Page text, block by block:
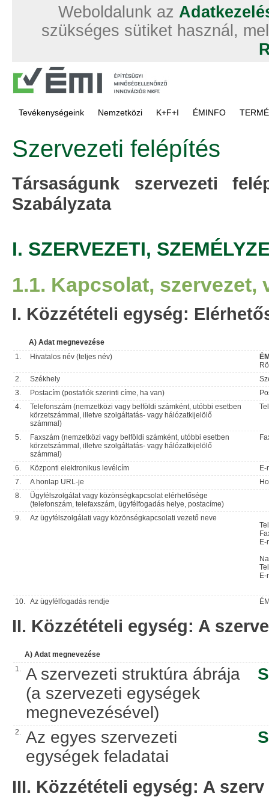
Weboldalunk az
szükséges sütiket használ,
Tevékenységeink Nemzetközi K+F+I ÉMINFO
Szervezeti felépítés
Társaságunk szervezeti
Szabályzata
I. SZERVEZETI,
1.1. Kapcsolat, szervezet,
I. Közzétételi egység:
A) Adat megnevezése
1.
Hivatalos név (teljes név)
2.
Székhely
3.
Postacím (postafiók szerinti címe, ha van)
4.
Telefonszám (nemzetközi vagy belföldi számként, utóbbi esetben
körzetszámmal, illetve szolgáltatás- vagy hálózatkijelölő
számmal)
5.
Faxszám (nemzetközi vagy belföldi számként, utóbbi esetben
körzetszámmal, illetve szolgáltatás- vagy hálózatkijelölő
számmal)
6. Központi elektronikus levélcím
E-
7.
A honlap URL-je
8.
Ügyfélszolgálat vagy közönségkapcsolat elérhetősége
(telefonszám, telefaxszám, ügyfélfogadás helye, postacíme)
9.
Az ügyfélszolgálati vagy közönségkapcsolati vezető neve
E-
E-
10. Az ügyfélfogadás rendje
II. Közzétételi egység: A
A) Adat megnevezése
1.
A szervezeti struktúra ábrája
(a szervezeti egységek
megnevezésével)
2.
Az egyes szervezeti
egységek feladatai
III. Közzétételi egység: A